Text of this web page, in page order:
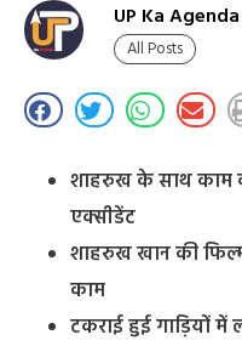
UP Ka Agenda
All Posts
शाहरुख के साथ काम
एक्सीडेंट
शाहरुख खान की
काम
टकराई हुई गाड़ियों